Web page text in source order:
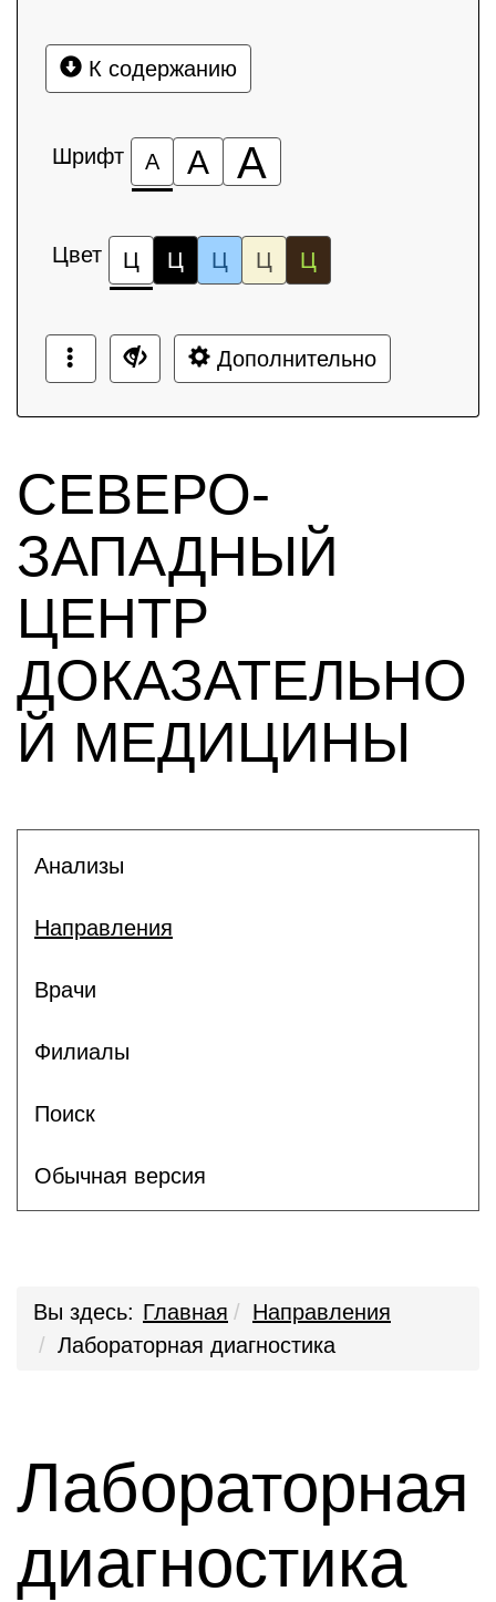
К содержанию
Шрифт А А А
Цвет Ц Ц Ц Ц Ц
Дополнительно
СЕВЕРО-
ЗАПАДНЫЙ
ЦЕНТР
ДОКАЗАТЕЛЬНО
Й МЕДИЦИНЫ
Анализы
Направления
Врачи
Филиалы
Поиск
Обычная версия
Вы здесь: Главная
Направления
Лабораторная диагностика
Лабораторная
диагностика